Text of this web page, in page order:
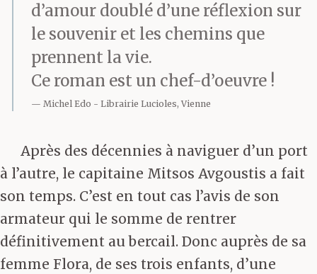
d’amour doublé d’une réflexion sur
le souvenir et les chemins que
prennent la vie.
Ce roman est un chef-d’oeuvre !
Michel Edo Librairie Lucioles, Vienne
Après des décennies à naviguer d’un port
à l’autre, le capitaine Mitsos Avgoustis a fait
son temps. C’est en tout cas l’avis de son
armateur qui le somme de rentrer
définitivement au bercail. Donc auprès de sa
femme Flora, de ses trois enfants, d’une